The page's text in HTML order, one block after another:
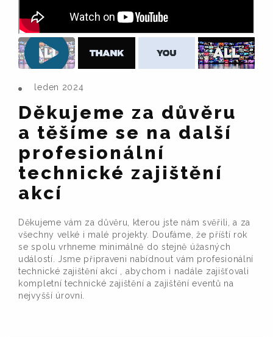
leden 2024
Děkujeme za důvěru
a těšíme se na další
profesionální
technické zajištění
akcí
Děkujeme vám za důvěru, kterou jste nám svěřili, a za
všechny velké i malé projekty. Doufáme, že příští rok
se spolu vrhneme minimálně do stejně úžasných
událostí. Jsme připraveni nabídnout vám profesionální
technické zajištění akcí , abychom i nadále zajišťovali
kompletní technické zajištění a zajištění eventů na
nejvyšší úrovni.